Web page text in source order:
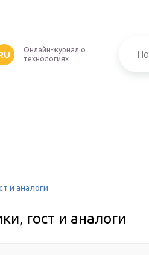
Онлайн-журнал о
технологиях
и аналоги
гост и аналоги